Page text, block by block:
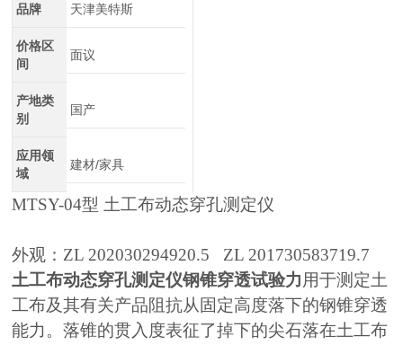
品牌 天津美特斯
价格区
间
面议
产地类
别
国产
应用领
域
建材/家具
MTSY-04型 土工布动态穿孔测定仪
外观：ZL 202030294920.5 ZL 201730583719.7
土工布动态穿孔测定仪钢锥穿透试验力用于测定土
工布及其有关产品阻抗从固定高度落下的钢锥穿透
能力。落锥的贯入度表征了掉下的尖石落在土工布